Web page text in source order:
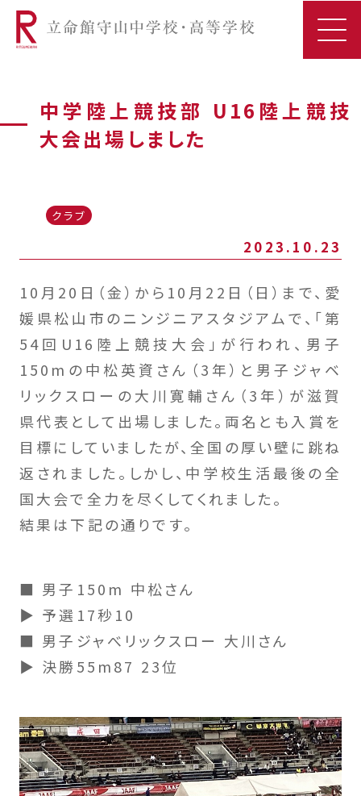
中学陸上競技部 U16陸上競技
大会出場しました
クラブ
2023.10.23
10月20日（金）から10月22日（日）まで、愛
媛県松山市のニンジニアスタジアムで、「第
54回U16陸上競技大会」が行われ、男子
150mの中松英資さん（3年）と男子ジャベ
リックスローの大川寛輔さん（3年）が滋賀
県代表として出場しました。両名とも入賞を
目標にしていましたが、全国の厚い壁に跳ね
返されました。しかし、中学校生活最後の全
国大会で全力を尽くしてくれました。
結果は下記の通りです。
■ 男子150m 中松さん
▶ 予選17秒10
■ 男子ジャべリックスロー 大川さん
▶ 決勝55m87 23位